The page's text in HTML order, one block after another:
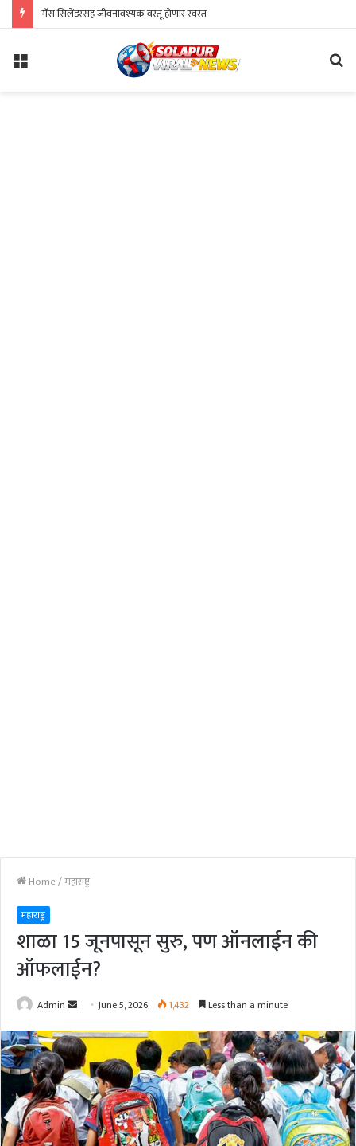
गॅस सिलेंडरसह जीवनावश्यक वस्तू होणार स्वस्त
Menu
Home/महाराष्ट्र
महाराष्ट्र
शाळा 15 जूनपासून सुरु, पण ऑनलाईन की
ऑफलाईन?
Admin
Send
email
June 5, 2026 1,432 Less than a minute